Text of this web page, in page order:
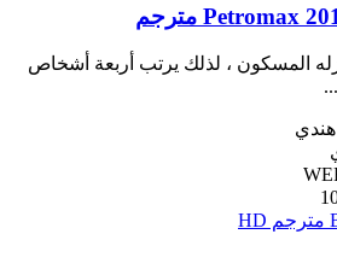
المسكون ، لذلك يرتب أربعة أشخاص
هندي